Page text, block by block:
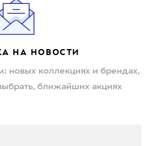
НА НОВОСТИ
новых коллекциях и брендах,
ближайших акциях